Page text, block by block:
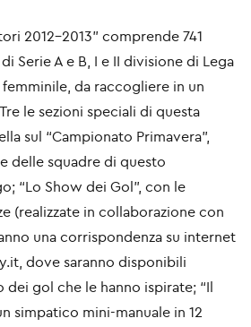
2012-2013” comprende 741
Serie A e B, I e II divisione di Lega
femminile, da raccogliere in un
le sezioni speciali di questa
sul “Campionato Primavera”,
delle squadre di questo
“Lo Show dei Gol”, con le
(realizzate in collaborazione con
una corrispondenza su internet
dove saranno disponibili
gol che le hanno ispirate; “Il
simpatico mini-manuale in 12